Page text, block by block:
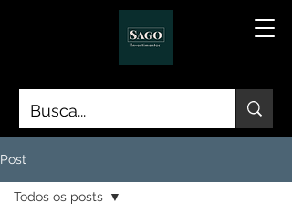
Post
Todos os posts